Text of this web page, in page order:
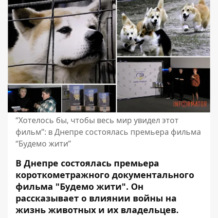
“Хотелось бы, чтобы весь мир увидел этот
фильм”: в Днепре состоялась премьера фильма
“Будемо жити”
В Днепре состоялась премьера
короткометражного документального
фильма "Будемо жити". Он
рассказывает о влиянии войны на
жизнь животных и их владельцев.